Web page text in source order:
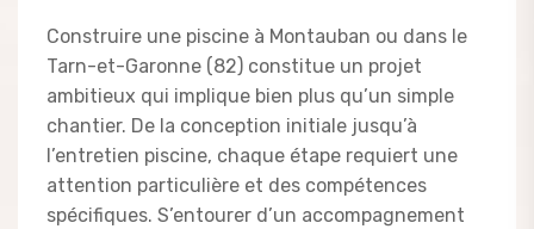
Construire une piscine à Montauban ou dans le
Tarn-et-Garonne (82) constitue un projet
ambitieux qui implique bien plus qu’un simple
chantier. De la conception initiale jusqu’à
l’entretien piscine, chaque étape requiert une
attention particulière et des compétences
spécifiques. S’entourer d’un accompagnement